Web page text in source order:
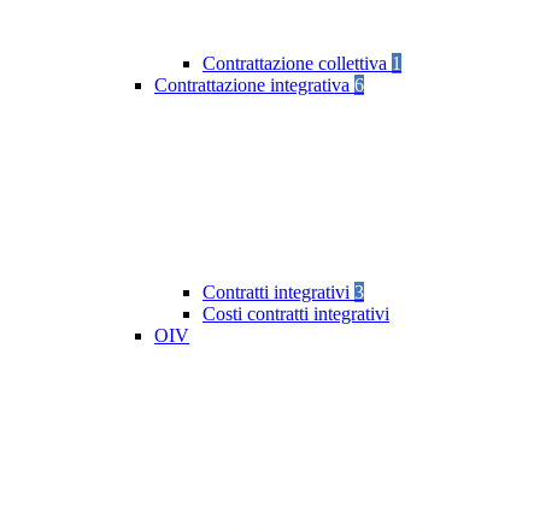
Contrattazione collettiva 1
Contrattazione integrativa 6
Contratti integrativi 3
Costi contratti integrativi
OIV